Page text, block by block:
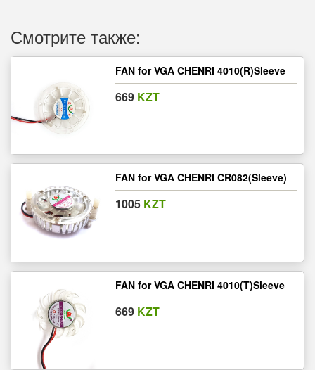
Смотрите также:
FAN for VGA CHENRI 4010(R)Sleeve
669 KZT
FAN for VGA CHENRI CR082(Sleeve)
1005 KZT
FAN for VGA CHENRI 4010(T)Sleeve
669 KZT